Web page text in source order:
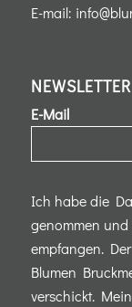
E-mail:
NEWSLETTER
E-Mail
Ich habe die
genommen
empfangen.
Blumen
verschickt.